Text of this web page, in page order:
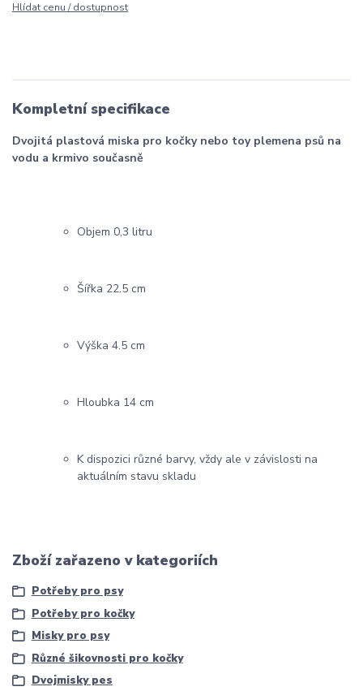
Hlídat cenu / dostupnost
Kompletní specifikace
Dvojitá plastová miska pro kočky nebo toy plemena psů na
vodu a krmivo současně
Objem 0,3 litru
Šířka 22.5 cm
Výška 4.5 cm
Hloubka 14 cm
K dispozici různé barvy, vždy ale v závislosti na
aktuálním stavu skladu
Zboží zařazeno v kategoriích
Potřeby pro psy
Potřeby pro kočky
Misky pro psy
Různé šikovnosti pro kočky
Dvojmisky pes